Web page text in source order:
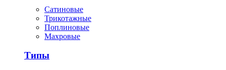
Сатиновые
Трикотажные
Поплиновые
Махровые
Типы